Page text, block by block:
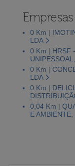
0 Km |
LDA
0 Km | HRSF
0 Km |
LDA
0 Km |
0,04 Km |
E AMBIENTE,